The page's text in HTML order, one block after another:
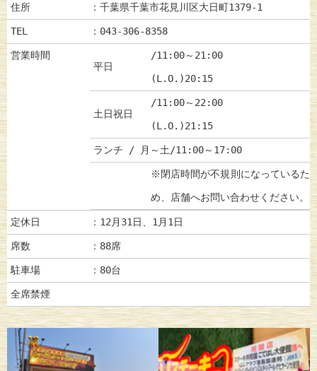
住所 ：千葉県千葉市花見川区大日町1379-1
TEL ：043-306-8358
営業時間
平日
/11:00～21:00
(L.O.)20:15
土日祝日
/11:00～22:00
(L.O.)21:15
ランチ / 月～土/11:00～17:00
※閉店時間が不規則になっているた
め、店舗へお問い合わせください。
定休日 ：12月31日、1月1日
席数 ：88席
駐車場 ：80台
全席禁煙